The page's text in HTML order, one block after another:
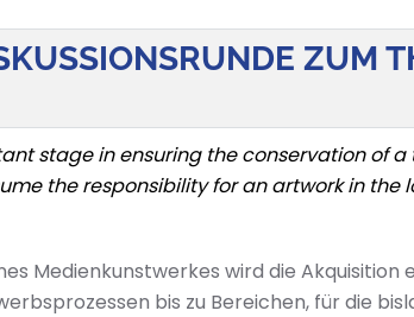
ZUM
stage in ensuring the conservation of
the responsibility for an artwork in
Medienkunstwerkes wird die
bis zu Bereichen, für die